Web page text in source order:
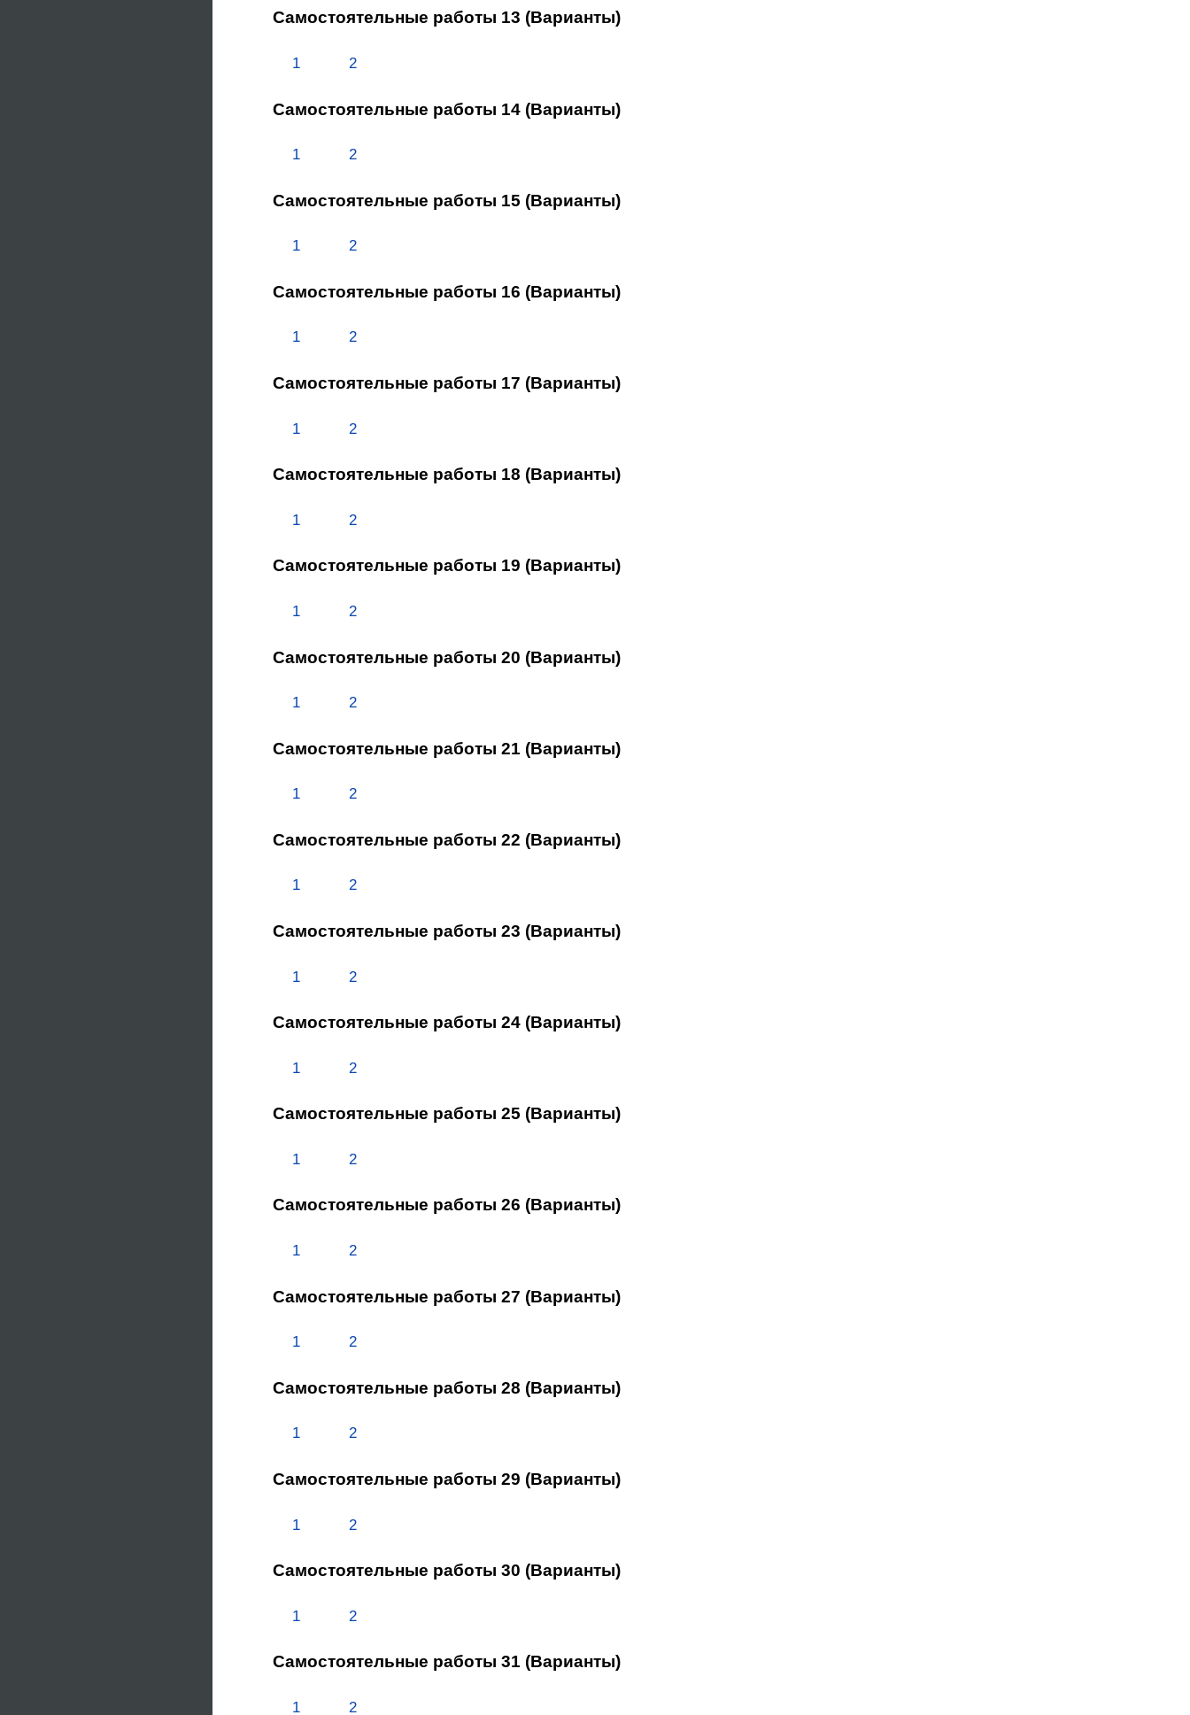
Самостоятельные работы 13 (Варианты)
1 2
Самостоятельные работы 14 (Варианты)
1 2
Самостоятельные работы 15 (Варианты)
1 2
Самостоятельные работы 16 (Варианты)
1 2
Самостоятельные работы 17 (Варианты)
1 2
Самостоятельные работы 18 (Варианты)
1 2
Самостоятельные работы 19 (Варианты)
1 2
Самостоятельные работы 20 (Варианты)
1 2
Самостоятельные работы 21 (Варианты)
1 2
Самостоятельные работы 22 (Варианты)
1 2
Самостоятельные работы 23 (Варианты)
1 2
Самостоятельные работы 24 (Варианты)
1 2
Самостоятельные работы 25 (Варианты)
1 2
Самостоятельные работы 26 (Варианты)
1 2
Самостоятельные работы 27 (Варианты)
1 2
Самостоятельные работы 28 (Варианты)
1 2
Самостоятельные работы 29 (Варианты)
1 2
Самостоятельные работы 30 (Варианты)
1 2
Самостоятельные работы 31 (Варианты)
1 2